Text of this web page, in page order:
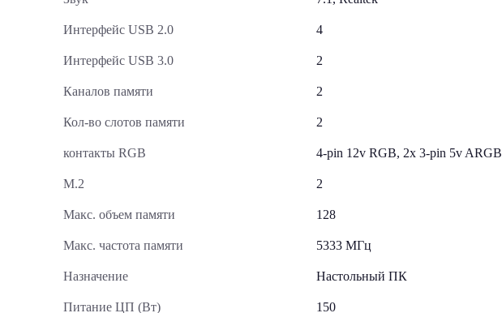
Интерфейс USB 2.0 4
Интерфейс USB 3.0 2
Каналов памяти 2
Кол-во слотов памяти 2
контакты RGB 4-pin 12v RGB, 2x 3-pin 5v ARGB
М.2 2
Макс. объем памяти 128
Макс. частота памяти 5333 МГц
Назначение Настольный ПК
Питание ЦП (Вт) 150